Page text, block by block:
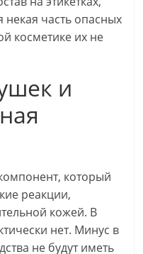
часть опасных
косметике их не
и
который
реакции,
кожей. В
нет. Минус в
не будут иметь